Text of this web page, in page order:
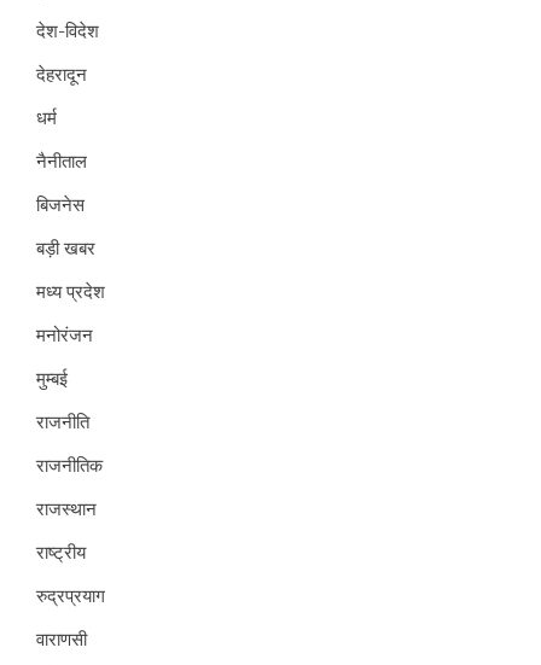
देश-विदेश
देहरादून
धर्म
नैनीताल
बिजनेस
बड़ी खबर
मध्य प्रदेश
मनोरंजन
मुम्बई
राजनीति
राजनीतिक
राजस्थान
राष्ट्रीय
रुद्रप्रयाग
वाराणसी